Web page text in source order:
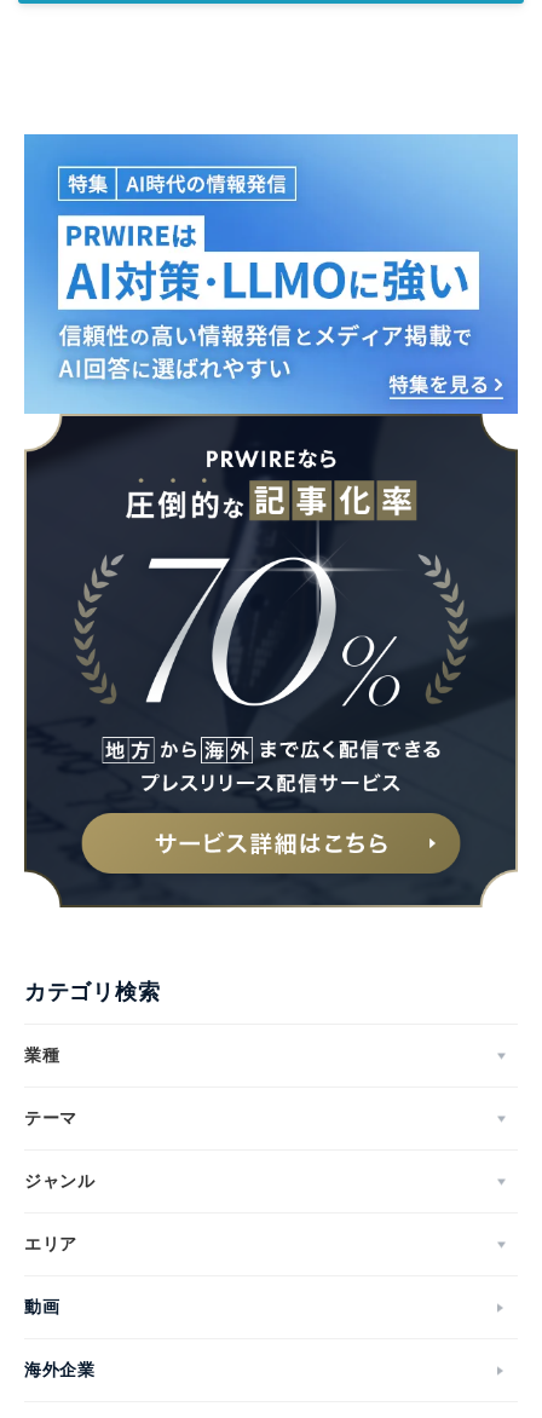
カテゴリ検索
業種
テーマ
ジャンル
エリア
動画
海外企業